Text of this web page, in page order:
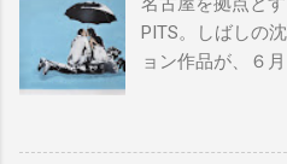
PITS。しばしの
ョン作品が、６
品に落とし込む
PITSの過去記事